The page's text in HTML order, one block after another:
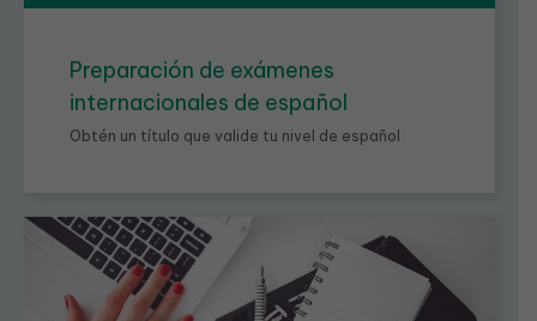
Preparación de exámenes
internacionales de español
Obtén un título que valide tu nivel de español